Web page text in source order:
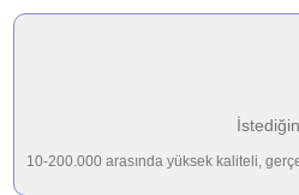
10-200.000 arasında yüksek kaliteli,